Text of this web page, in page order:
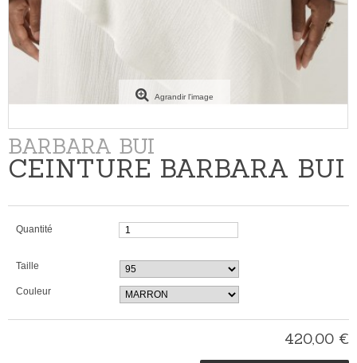
Agrandir l'image
BARBARA BUI
CEINTURE BARBARA BUI
Quantité
Taille
Couleur
420,00 €